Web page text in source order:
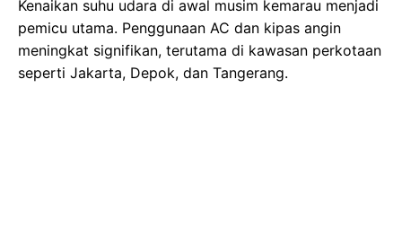
Kenaikan suhu udara di awal musim kemarau menjadi
pemicu utama. Penggunaan AC dan kipas angin
meningkat signifikan, terutama di kawasan perkotaan
seperti Jakarta, Depok, dan Tangerang.